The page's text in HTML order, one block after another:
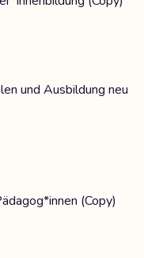
und Ausbildung neu
(Copy)